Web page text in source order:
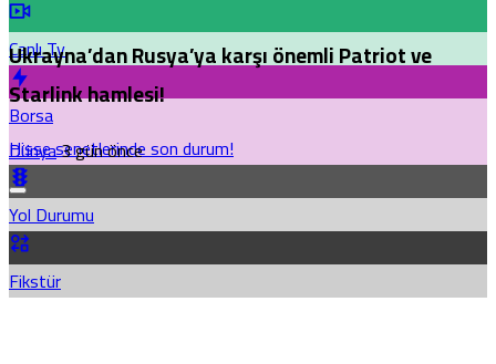
Canlı Tv
Borsa
Hisse senetlerinde son durum!
Yol Durumu
Fikstür
Ukrayna’dan Rusya’ya karşı önemli Patriot ve
Starlink hamlesi!
Dünya3 gün önce